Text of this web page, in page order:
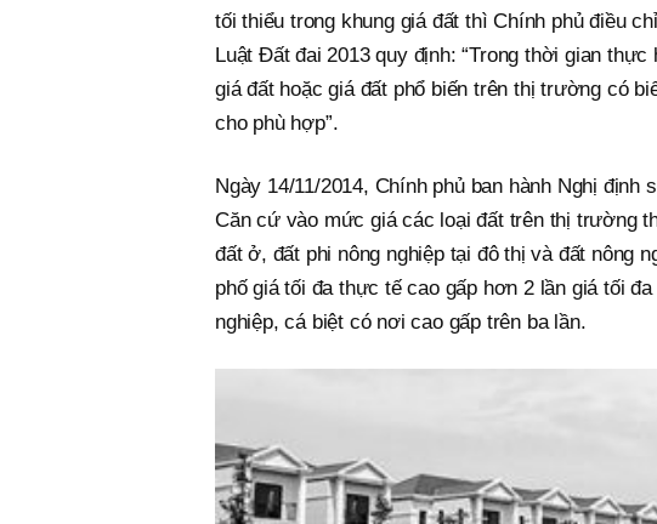
tối thiểu trong khung giá đất thì Chính phủ điều
Luật Đất đai 2013 quy định: “Trong thời gian
giá đất hoặc giá đất phổ biến trên thị trường có
cho phù hợp”.
Ngày 14/11/2014, Chính phủ ban hành Nghị
Căn cứ vào mức giá các loại đất trên thị trường
đất ở, đất phi nông nghiệp tại đô thị và đất nông
phố giá tối đa thực tế cao gấp hơn 2 lần giá tối
nghiệp, cá biệt có nơi cao gấp trên ba lần.